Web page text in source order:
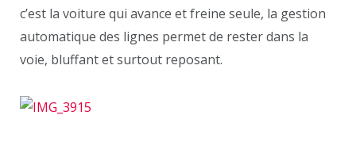
c’est la voiture qui avance et freine seule, la gestion
automatique des lignes permet de rester dans la
voie, bluffant et surtout reposant.